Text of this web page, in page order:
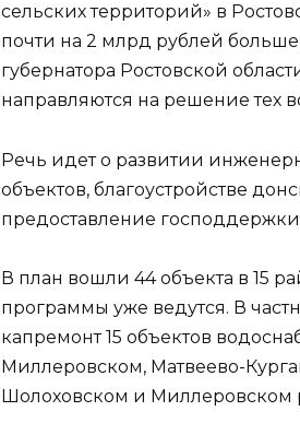
сельских территорий» в
почти на 2 млрд рублей
губернатора Ростовской
направляются на решение тех
Речь идет о развитии
объектов, благоустройстве
предоставление
В план вошли 44 объекта в 15
программы уже ведутся. В
капремонт 15 объектов
Миллеровском, Матвеево-
Шолоховском и Миллеровском